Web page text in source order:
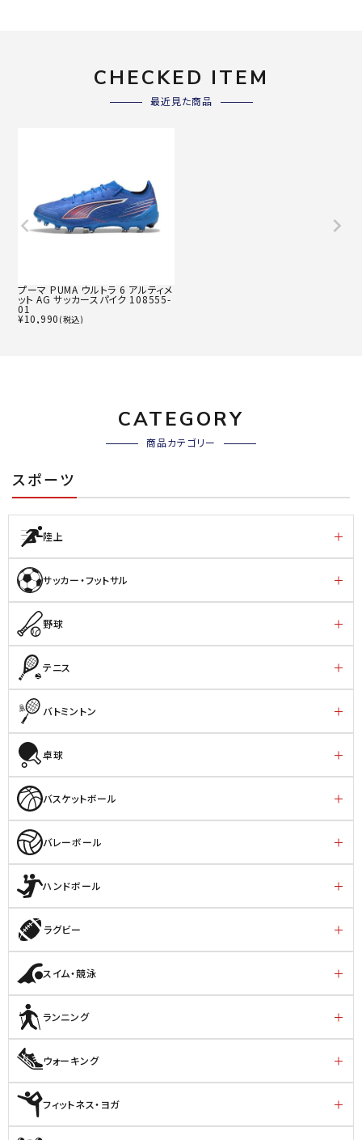
CHECKED ITEM
最近見た商品
プーマ PUMA ウルトラ 6 アルティメ
ット AG サッカースパイク 108555-
01
¥10,990 (税込)
CATEGORY
商品カテゴリー
スポーツ
陸上
サッカー・フットサル
野球
テニス
バトミントン
卓球
バスケットボール
バレーボール
ハンドボール
ラグビー
スイム・競泳
ランニング
ウォーキング
フィットネス・ヨガ